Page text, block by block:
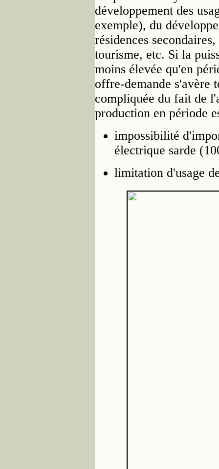
développement des
exemple), du
résidences
tourisme, etc. Si la
moins élevée qu'en
offre-demande s'avère
compliquée du fait de
production en période
impossibilité
électrique sarde
limitation d'usage